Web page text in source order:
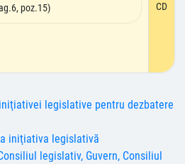
poz.15)
CD
legislative pentru dezbatere
iniţiativa legislativă
legislativ, Guvern, Consiliul